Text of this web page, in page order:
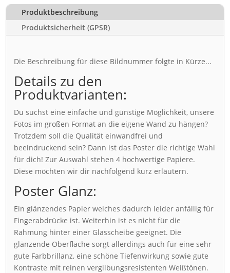
Produktbeschreibung
Produktsicherheit (GPSR)
Die Beschreibung für diese Bildnummer folgte in Kürze...
Details zu den
Produktvarianten:
Du suchst eine einfache und günstige Möglichkeit, unsere
Fotos im großen Format an die eigene Wand zu hängen?
Trotzdem soll die Qualität einwandfrei und
beeindruckend sein? Dann ist das Poster die richtige Wahl
für dich! Zur Auswahl stehen 4 hochwertige Papiere.
Diese möchten wir dir nachfolgend kurz erläutern.
Poster Glanz:
Ein glänzendes Papier welches dadurch leider anfällig für
Fingerabdrücke ist. Weiterhin ist es nicht für die
Rahmung hinter einer Glasscheibe geeignet. Die
glänzende Oberfläche sorgt allerdings auch für eine sehr
gute Farbbrillanz, eine schöne Tiefenwirkung sowie gute
Kontraste mit reinen vergilbungsresistenten Weißtönen.